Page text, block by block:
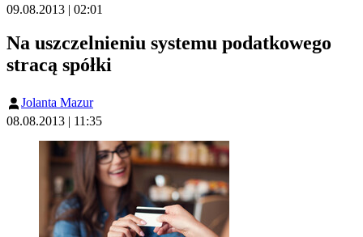
09.08.2013 | 02:01
Na uszczelnieniu systemu podatkowego
stracą spółki
Jolanta Mazur
08.08.2013 | 11:35